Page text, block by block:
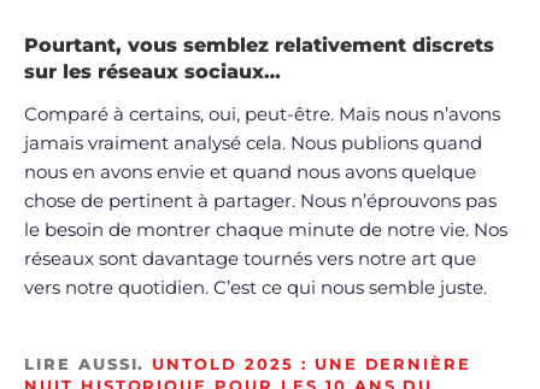
Pourtant, vous semblez relativement discrets
sur les réseaux sociaux…
Comparé à certains, oui, peut-être. Mais nous n’avons
jamais vraiment analysé cela. Nous publions quand
nous en avons envie et quand nous avons quelque
chose de pertinent à partager. Nous n’éprouvons pas
le besoin de montrer chaque minute de notre vie. Nos
réseaux sont davantage tournés vers notre art que
vers notre quotidien. C’est ce qui nous semble juste.
LIRE AUSSI. UNTOLD 2025 : UNE DERNIÈRE